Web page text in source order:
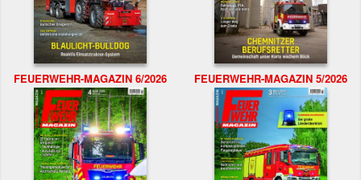
FEUERWEHR-MAGAZIN 6/2026 FEUERWEHR-MAGAZIN 5/2026